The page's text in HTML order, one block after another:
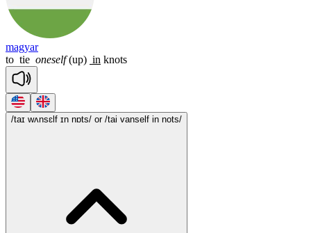
magyar
to tie oneself (up) in knots
/taɪ wʌnsɛlf ɪn nɒts/ or /tai vanself in nots/